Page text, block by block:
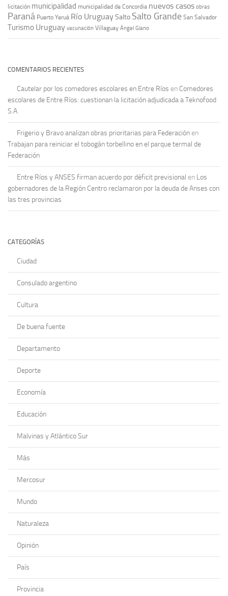
licitación municipalidad municipalidad de Concordia nuevos casos obras
Paraná Puerto Yeruá Río UruguaySalto Salto Grande San Salvador
Turismo Uruguay vacunación Villaguay Ángel Giano
COMENTARIOS RECIENTES
Cautelar por los comedores escolares en Entre Ríos en Comedores
escolares de Entre Ríos: cuestionan la licitación adjudicada a Teknofood
S.A.
Frigerio y Bravo analizan obras prioritarias para Federación en
Trabajan para reiniciar el tobogán torbellino en el parque termal de
Federación
Entre Ríos y ANSES firman acuerdo por déficit previsional en Los
gobernadores de la Región Centro reclamaron por la deuda de Anses con
las tres provincias
CATEGORÍAS
Ciudad
Consulado argentino
Cultura
De buena fuente
Departamento
Deporte
Economía
Educación
Malvinas y Atlántico Sur
Más
Mercosur
Mundo
Naturaleza
Opinión
País
Provincia